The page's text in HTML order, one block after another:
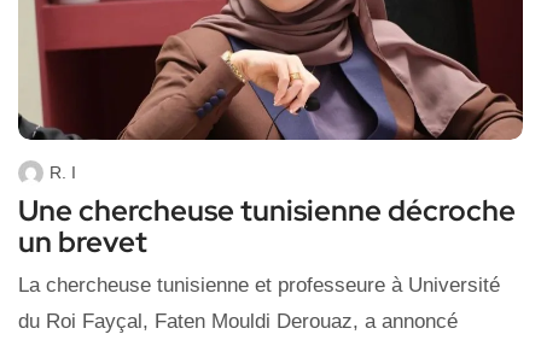
R. I
Une chercheuse tunisienne décroche
un brevet
La chercheuse tunisienne et professeure à Université
du Roi Fayçal, Faten Mouldi Derouaz, a annoncé